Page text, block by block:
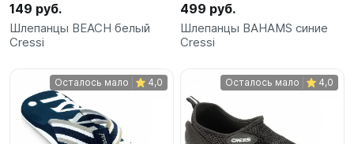
149 руб.
Шлепанцы BEACH белый
Cressi
499 руб.
Шлепанцы BAHAMS синие
Cressi
Осталось мало 4,0 Осталось мало 4,0